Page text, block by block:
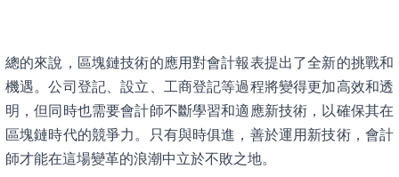
總的來說，區塊鏈技術的應用對會計報表提出了全新的挑戰和
機遇。公司登記、設立、工商登記等過程將變得更加高效和透
明，但同時也需要會計師不斷學習和適應新技術，以確保其在
區塊鏈時代的競爭力。只有與時俱進，善於運用新技術，會計
師才能在這場變革的浪潮中立於不敗之地。